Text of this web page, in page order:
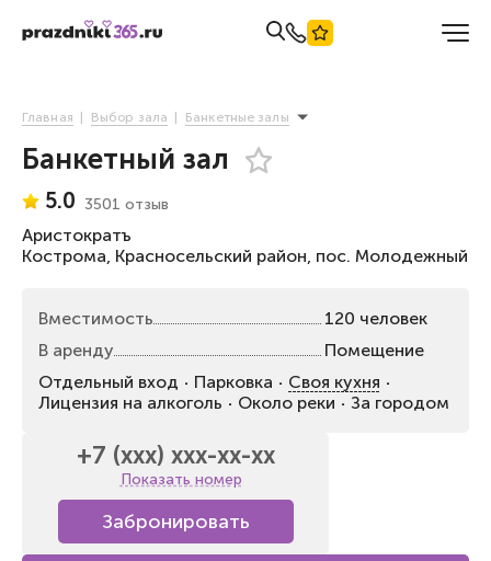
Главная Выбор зала Банкетные залы
Банкетный зал
5.0 3501 отзыв
Аристократъ
Кострома, Красносельский район, пос. Молодежный
Вместимость
120 человек
В аренду
Помещение
Отдельный вход
Парковка
Своя кухня
Лицензия на алкоголь
Около реки За городом
+7 (xxx) xxx-xx-xx
Показать номер
Забронировать